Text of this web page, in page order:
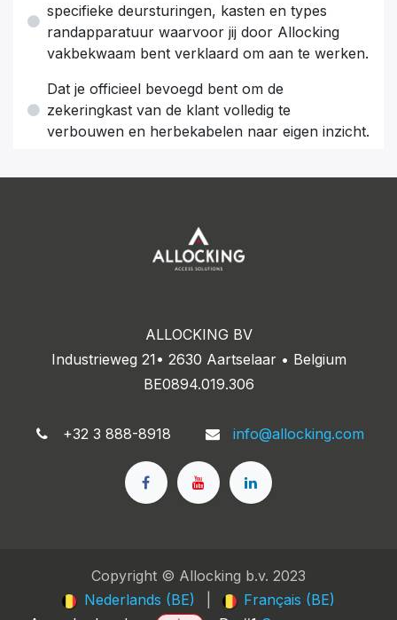
specifieke deursturingen, kasten en types
randapparatuur waarvoor jij door Allocking
vakbekwaam bent verklaard om aan te werken.
Dat je officieel bevoegd bent om de
zekeringkast van de klant volledig te
verbouwen en herbekabelen naar eigen inzicht.
ALLOCKING BV
Industrieweg 21• 2630 Aartselaar • Belgium
BE0894.019.306
+32 3 888-8918 info@allocking.com
Copyright © Allocking b.v. 2023
Nederlands (BE)
Français (BE)